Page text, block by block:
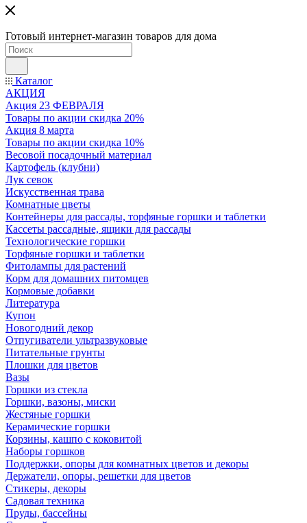
Готовый интернет-магазин товаров для дома
Каталог
АКЦИЯ
Акция 23 ФЕВРАЛЯ
Товары по акции скидка 20%
Акция 8 марта
Товары по акции скидка 10%
Весовой посадочный материал
Картофель (клубни)
Лук севок
Искусственная трава
Комнатные цветы
Контейнеры для рассады, торфяные горшки и таблетки
Кассеты рассадные, ящики для рассады
Технологические горшки
Торфяные горшки и таблетки
Фитолампы для растений
Корм для домашних питомцев
Кормовые добавки
Литература
Купон
Новогодний декор
Отпугиватели ультразвуковые
Питательные грунты
Плошки для цветов
Вазы
Горшки из стекла
Горшки, вазоны, миски
Жестяные горшки
Керамические горшки
Корзины, кашпо с коковитой
Наборы горшков
Поддержки, опоры для комнатных цветов и декоры
Держатели, опоры, решетки для цветов
Стикеры, декоры
Садовая техника
Пруды, бассейны